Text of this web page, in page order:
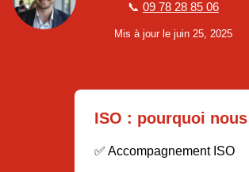
📞 09 78 28 85 06
Mis à jour le juin 25, 2025
ISO : pourquoi
✅ Accompagnement ISO